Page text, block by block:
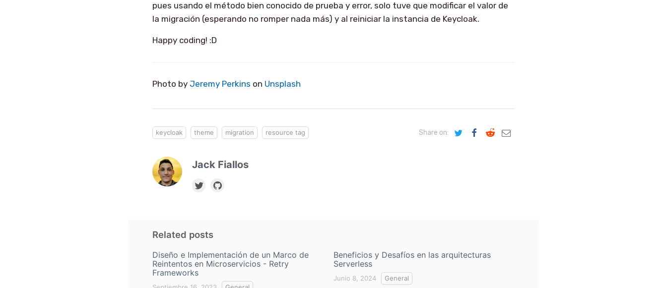
pues usando el método bien conocido de prueba y error, solo tuve que modificar el valor de
la migración (esperando no romper nada más) y al reiniciar la instancia de Keycloak.
Happy coding! :D
Photo by Jeremy Perkins on Unsplash
keycloak theme migration resource tag Share on:
Jack Fiallos
Related posts
Diseño e Implementación de un Marco de
Reintentos en Microservicios - Retry
Frameworks
Beneficios y Desafíos en las arquitecturas
Serverless
Junio 8, 2024 General